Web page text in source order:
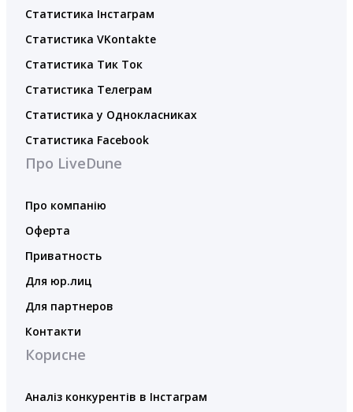
Статистика Інстаграм
Статистика VKontakte
Статистика Тик Ток
Статистика Телеграм
Статистика у Однокласниках
Статистика Facebook
Про LiveDune
Про компанію
Оферта
Приватность
Для юр.лиц
Для партнеров
Контакти
Корисне
Аналіз конкурентів в Інстаграм